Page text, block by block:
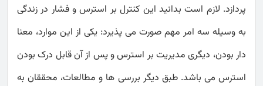
پردازد. لازم است بدانید این کنترل بر استرس و فشار در زندگی
به وسیله سه امر مهم صورت می پذیرد: یکی از این موارد، معنا
دار بودن، دیگری مدیریت بر استرس و پس از آن قابل درک بودن
استرس می باشد. طبق دیگر بررسی ها و مطالعات، محققان به